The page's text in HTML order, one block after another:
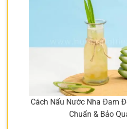
Cách Nấu Nước Nha Đam
Chuẩn & Bảo